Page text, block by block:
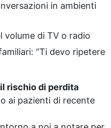
in ambienti
volume di TV o radio
“Ti devo ripetere
rischio di perdita
ai pazienti di recente